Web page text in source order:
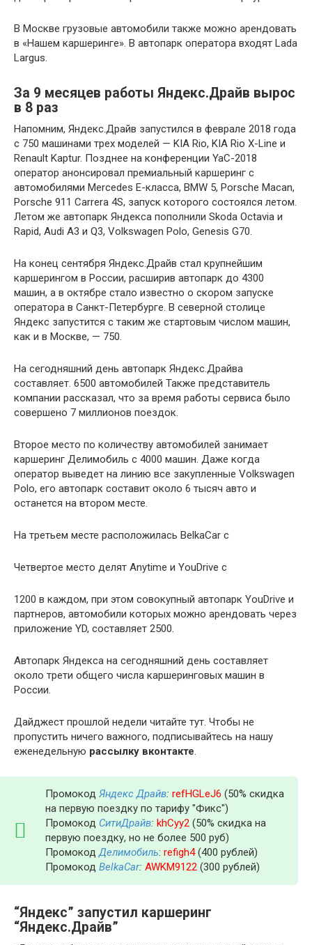
В Москве грузовые автомобили также можно арендовать
в «Нашем каршеринге». В автопарк оператора входят Lada
Largus.
За 9 месяцев работы Яндекс.Драйв вырос
в 8 раз
Напомним, Яндекс.Драйв запустился в феврале 2018 года
с 750 машинами трех моделей — KIA Rio, KIA Rio X-Line и
Renault Kaptur. Позднее на конференции YaC-2018
оператор анонсировал премиальный каршеринг с
автомобилями Mercedes E-класса, BMW 5, Porsche Macan,
Porsche 911 Carrera 4S, запуск которого состоялся летом.
Летом же автопарк Яндекса пополнили Skoda Octavia и
Rapid, Audi A3 и Q3, Volkswagen Polo, Genesis G70.
На конец сентября Яндекс.Драйв стал крупнейшим
каршерингом в России, расширив автопарк до 4300
машин, а в октябре стало известно о скором запуске
оператора в Санкт-Петербурге. В северной столице
Яндекс запустится с таким же стартовым числом машин,
как и в Москве, — 750.
На сегодняшний день автопарк Яндекс.Драйва
составляет. 6500 автомобилей Также представитель
компании рассказал, что за время работы сервиса было
совершено 7 миллионов поездок.
Второе место по количеству автомобилей занимает
каршеринг Делимобиль с 4000 машин. Даже когда
оператор выведет на линию все закупленные Volkswagen
Polo, его автопарк составит около 6 тысяч авто и
останется на втором месте.
На третьем месте расположилась BelkaCar с
Четвертое место делят Anytime и YouDrive с
1200 в каждом, при этом совокупный автопарк YouDrive и
партнеров, автомобили которых можно арендовать через
приложение YD, составляет 2500.
Автопарк Яндекса на сегодняшний день составляет
около трети общего числа каршеринговых машин в
России.
Дайджест прошлой недели читайте тут. Чтобы не
пропустить ничего важного, подписывайтесь на нашу
еженедельную рассылку вконтакте.
Промокод Яндекс Драйв: refHGLeJ6 (50% скидка
на первую поездку по тарифу "Фикс")
Промокод СитиДрайв: khCyy2 (50% скидка на
первую поездку, но не более 500 руб)
ПромокодДелимобиль: refigh4(400 рублей)
Промокод BelkaCar: AWKM9122 (300 рублей)
“Яндекс” запустил каршеринг
“Яндекс.Драйв”